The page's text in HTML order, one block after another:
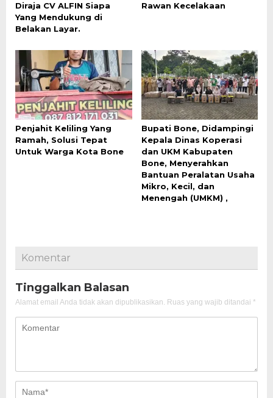
Diraja CV ALFIN Siapa
Yang Mendukung di
Belakan Layar.
Rawan Kecelakaan
Penjahit Keliling Yang
Ramah, Solusi Tepat
Untuk Warga Kota Bone
Bupati Bone, Didampingi
Kepala Dinas Koperasi
dan UKM Kabupaten
Bone, Menyerahkan
Bantuan Peralatan Usaha
Mikro, Kecil, dan
Menengah (UMKM) ,
Komentar
Tinggalkan Balasan
Alamat email Anda tidak akan dipublikasikan. Ruas yang wajib ditandai *